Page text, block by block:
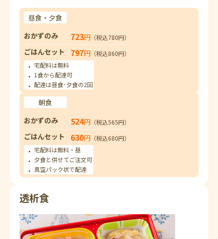
昼食・夕食
おかずのみ
723円 （税込780円）
ごはんセット 797円 （税込860円）
宅配料は無料
1食から配達可
配達は昼食･夕食の2回
朝食
おかずのみ
524円 （税込565円）
ごはんセット 630円 （税込680円）
宅配料は無料・昼
夕食と併せてご注文可
真空パック状で配達
透析食